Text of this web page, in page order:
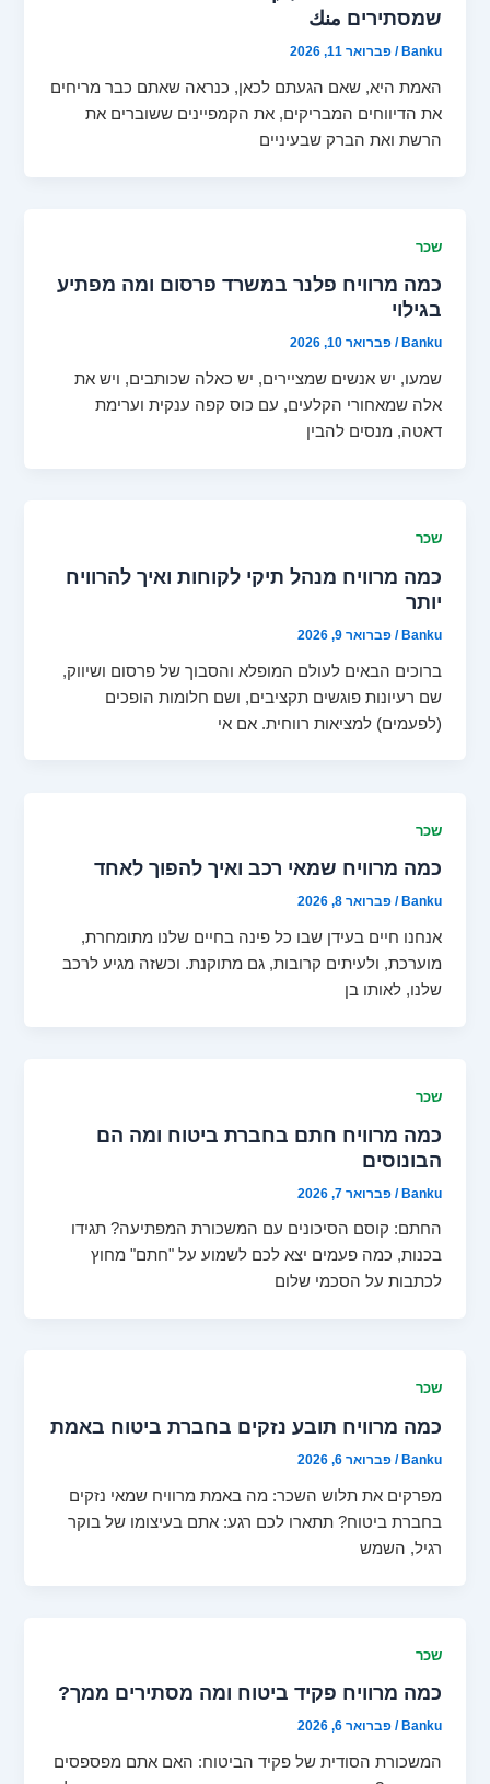
שמסתירים منك
Banku
/פברואר 11, 2026
האמת היא, שאם הגעתם לכאן, כנראה שאתם כבר מריחים
את הדיווחים המבריקים, את הקמפיינים ששוברים את
הרשת ואת הברק שבעיניים
שכר
כמה מרוויח פלנר במשרד פרסום ומה מפתיע
בגילוי
Banku
/פברואר 10, 2026
שמעו, יש אנשים שמציירים, יש כאלה שכותבים, ויש את
אלה שמאחורי הקלעים, עם כוס קפה ענקית וערימת
דאטה, מנסים להבין
שכר
כמה מרוויח מנהל תיקי לקוחות ואיך להרוויח
יותר
Banku
/פברואר 9, 2026
ברוכים הבאים לעולם המופלא והסבוך של פרסום ושיווק,
שם רעיונות פוגשים תקציבים, ושם חלומות הופכים
(לפעמים) למציאות רווחית. אם אי
שכר
כמה מרוויח שמאי רכב ואיך להפוך לאחד
Banku
/פברואר 8, 2026
אנחנו חיים בעידן שבו כל פינה בחיים שלנו מתומחרת,
מוערכת, ולעיתים קרובות, גם מתוקנת. וכשזה מגיע לרכב
שלנו, לאותו בן
שכר
כמה מרוויח חתם בחברת ביטוח ומה הם
הבונוסים
Banku
/פברואר 7, 2026
החתם: קוסם הסיכונים עם המשכורת המפתיעה? תגידו
בכנות, כמה פעמים יצא לכם לשמוע על "חתם" מחוץ
לכתבות על הסכמי שלום
שכר
כמה מרוויח תובע נזקים בחברת ביטוח באמת
Banku
/פברואר 6, 2026
מפרקים את תלוש השכר: מה באמת מרוויח שמאי נזקים
בחברת ביטוח? תתארו לכם רגע: אתם בעיצומו של בוקר
רגיל, השמש
שכר
כמה מרוויח פקיד ביטוח ומה מסתירים ממך?
Banku
/פברואר 6, 2026
המשכורת הסודית של פקיד הביטוח: האם אתם מפספסים